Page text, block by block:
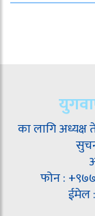
का लागि अध्यक्ष
फोन :
ईमेल